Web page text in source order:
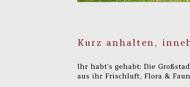
Kurz anhalten,
Ihr habt’s gehabt: Die
aus ihr Frischluft, Flora &